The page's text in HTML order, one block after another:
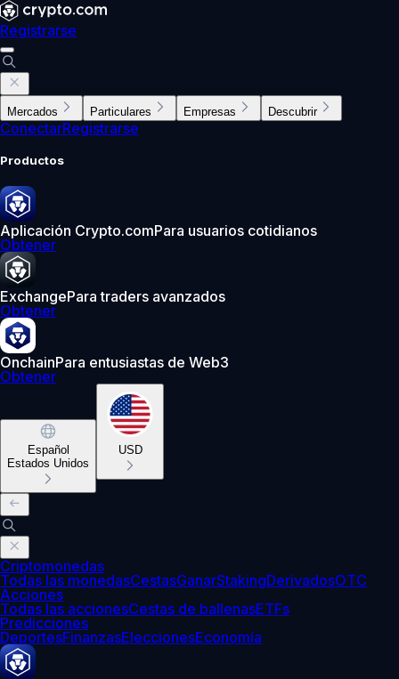
Registrarse
Mercados Particulares Empresas Descubrir
ConectarRegistrarse
Productos
Aplicación Crypto.comPara usuarios cotidianos
Obtener
ExchangePara traders avanzados
Obtener
OnchainPara entusiastas de Web3
Obtener
Español
Estados Unidos
USD
Criptomonedas
Todas las monedasCestasGanarStakingDerivadosOTC
Acciones
Todas las accionesCestas de ballenasETFs
Predicciones
DeportesFinanzasEleccionesEconomía